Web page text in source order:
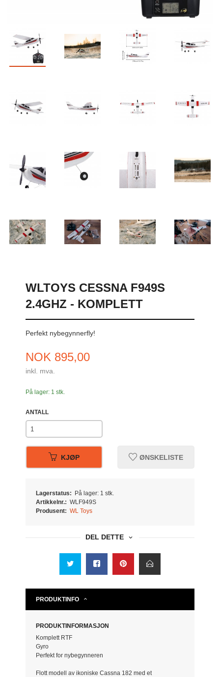
WLTOYS CESSNA F949S
2.4GHZ - KOMPLETT
Perfekt nybegynnerfly!
Pris
NOK 895,00
inkl. mva.
På lager: 1 stk.
ANTALL
KJØP ØNSKELISTE
Lagerstatus:
På lager: 1 stk.
Artikkelnr.: WLF949S
Produsent: WL Toys
DEL DETTE
PRODUKTINFO
PRODUKTINFORMASJON
Komplett RTF
Gyro
Perfekt for nybegynneren
Flott modell av ikoniske Cassna 182 med et